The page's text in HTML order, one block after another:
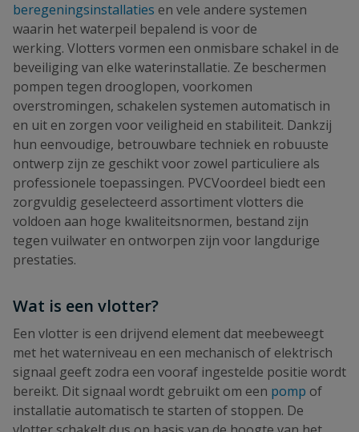
beregeningsinstallaties en vele andere systemen
waarin het waterpeil bepalend is voor de
werking. Vlotters vormen een onmisbare schakel in de
beveiliging van elke waterinstallatie. Ze beschermen
pompen tegen drooglopen, voorkomen
overstromingen, schakelen systemen automatisch in
en uit en zorgen voor veiligheid en stabiliteit. Dankzij
hun eenvoudige, betrouwbare techniek en robuuste
ontwerp zijn ze geschikt voor zowel particuliere als
professionele toepassingen. PVCVoordeel biedt een
zorgvuldig geselecteerd assortiment vlotters die
voldoen aan hoge kwaliteitsnormen, bestand zijn
tegen vuilwater en ontworpen zijn voor langdurige
prestaties.
Wat is een vlotter?
Een vlotter is een drijvend element dat meebeweegt
met het waterniveau en een mechanisch of elektrisch
signaal geeft zodra een vooraf ingestelde positie wordt
bereikt. Dit signaal wordt gebruikt om een pomp of
installatie automatisch te starten of stoppen. De